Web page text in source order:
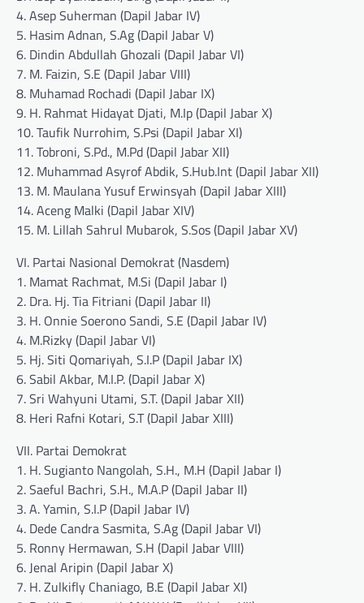
4. Asep Suherman (Dapil Jabar IV)
5. Hasim Adnan, S.Ag (Dapil Jabar V)
6. Dindin Abdullah Ghozali (Dapil Jabar VI)
7. M. Faizin, S.E (Dapil Jabar VIII)
8. Muhamad Rochadi (Dapil Jabar IX)
9. H. Rahmat Hidayat Djati, M.Ip (Dapil Jabar X)
10. Taufik Nurrohim, S.Psi (Dapil Jabar XI)
11. Tobroni, S.Pd., M.Pd (Dapil Jabar XII)
12. Muhammad Asyrof Abdik, S.Hub.Int (Dapil Jabar XII)
13. M. Maulana Yusuf Erwinsyah (Dapil Jabar XIII)
14. Aceng Malki (Dapil Jabar XIV)
15. M. Lillah Sahrul Mubarok, S.Sos (Dapil Jabar XV)
VI. Partai Nasional Demokrat (Nasdem)
1. Mamat Rachmat, M.Si (Dapil Jabar I)
2. Dra. Hj. Tia Fitriani (Dapil Jabar II)
3. H. Onnie Soerono Sandi, S.E (Dapil Jabar IV)
4. M.Rizky (Dapil Jabar VI)
5. Hj. Siti Qomariyah, S.I.P (Dapil Jabar IX)
6. Sabil Akbar, M.I.P. (Dapil Jabar X)
7. Sri Wahyuni Utami, S.T. (Dapil Jabar XII)
8. Heri Rafni Kotari, S.T (Dapil Jabar XIII)
VII. Partai Demokrat
1. H. Sugianto Nangolah, S.H., M.H (Dapil Jabar I)
2. Saeful Bachri, S.H., M.A.P (Dapil Jabar II)
3. A. Yamin, S.I.P (Dapil Jabar IV)
4. Dede Candra Sasmita, S.Ag (Dapil Jabar VI)
5. Ronny Hermawan, S.H (Dapil Jabar VIII)
6. Jenal Aripin (Dapil Jabar X)
7. H. Zulkifly Chaniago, B.E (Dapil Jabar XI)